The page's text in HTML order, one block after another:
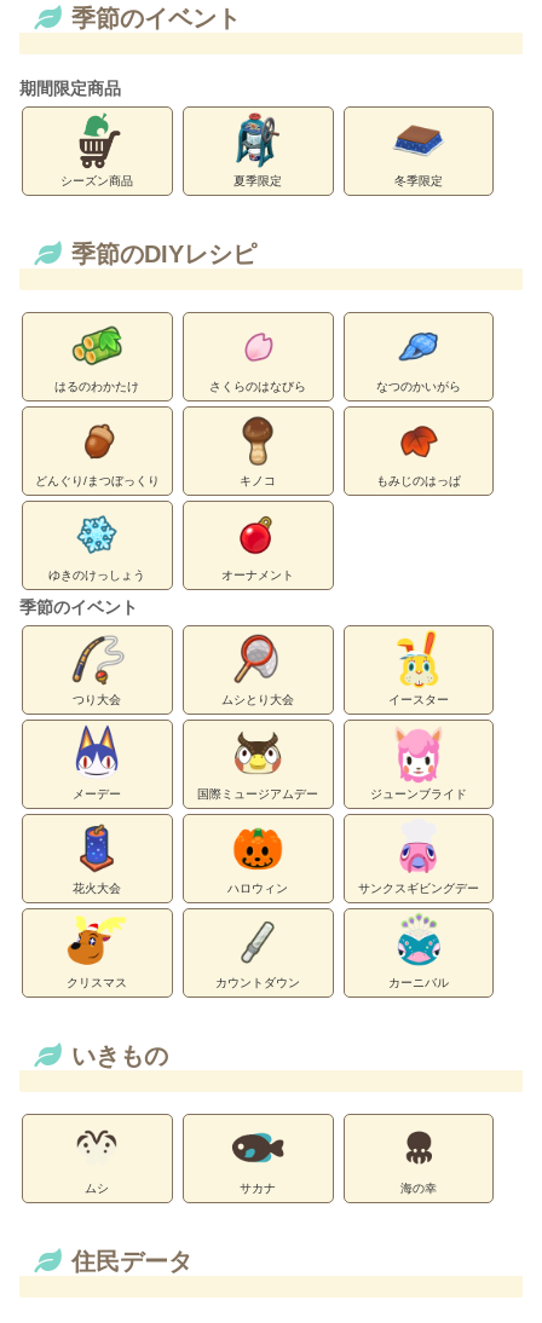
季節のイベント
期間限定商品
シーズン商品 夏季限定 冬季限定
季節のDIYレシピ
はるのわかたけ さくらのはなびら なつのかいがら
どんぐり/まつぼっくり キノコ もみじのはっぱ
ゆきのけっしょう オーナメント
季節のイベント
つり大会 ムシとり大会 イースター
メーデー 国際ミュージアムデー ジューンブライド
花火大会 ハロウィン サンクスギビングデー
クリスマス カウントダウン カーニバル
いきもの
ムシ サカナ 海の幸
住民データ